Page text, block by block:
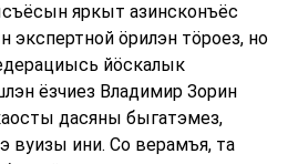
яркыт азинсконъёс
экспертной ӧрилэн тӧроез, но
йӧскалык
ёзчиез Владимир Зорин
дасяны быгатэмез,
вуизы ини. Со верамъя, та